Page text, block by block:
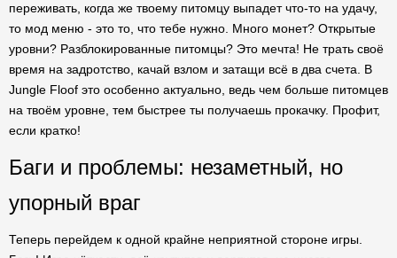
переживать, когда же твоему питомцу выпадет что-то на удачу,
то мод меню - это то, что тебе нужно. Много монет? Открытые
уровни? Разблокированные питомцы? Это мечта! Не трать своё
время на задротство, качай взлом и затащи всё в два счета. В
Jungle Floof это особенно актуально, ведь чем больше питомцев
на твоём уровне, тем быстрее ты получаешь прокачку. Профит,
если кратко!
Баги и проблемы: незаметный, но
упорный враг
Теперь перейдем к одной крайне неприятной стороне игры.